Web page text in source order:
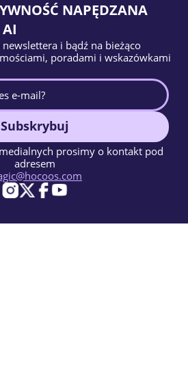
NAPĘDZANA
i bądź na bieżąco
poradami i wskazówkami
Subskrybuj
prosimy o kontakt pod
adresem